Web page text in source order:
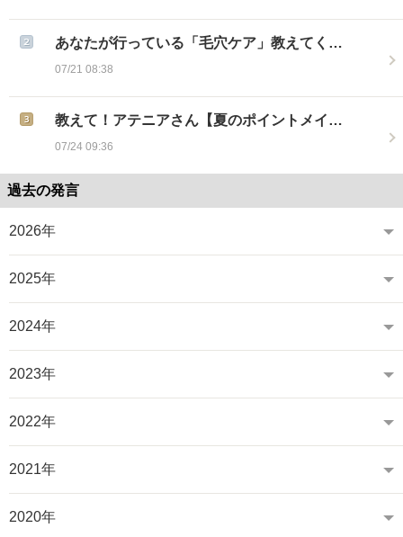
あなたが行っている「毛穴ケア」教えてく…
07/21 08:38
教えて！アテニアさん【夏のポイントメイ…
07/24 09:36
過去の発言
2026年
2025年
2024年
2023年
2022年
2021年
2020年